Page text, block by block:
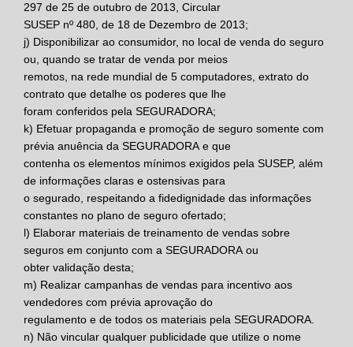
297 de 25 de outubro de 2013, Circular
SUSEP nº 480, de 18 de Dezembro de 2013;
j) Disponibilizar ao consumidor, no local de venda do seguro
ou, quando se tratar de venda por meios
remotos, na rede mundial de 5 computadores, extrato do
contrato que detalhe os poderes que lhe
foram conferidos pela SEGURADORA;
k) Efetuar propaganda e promoção de seguro somente com
prévia anuência da SEGURADORA e que
contenha os elementos mínimos exigidos pela SUSEP, além
de informações claras e ostensivas para
o segurado, respeitando a fidedignidade das informações
constantes no plano de seguro ofertado;
l) Elaborar materiais de treinamento de vendas sobre
seguros em conjunto com a SEGURADORA ou
obter validação desta;
m) Realizar campanhas de vendas para incentivo aos
vendedores com prévia aprovação do
regulamento e de todos os materiais pela SEGURADORA
n) Não vincular qualquer publicidade que utilize o nome